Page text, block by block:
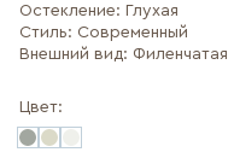
Остекление: Глухая
Стиль: Современный
Внешний вид: Филенчатая
Цвет: